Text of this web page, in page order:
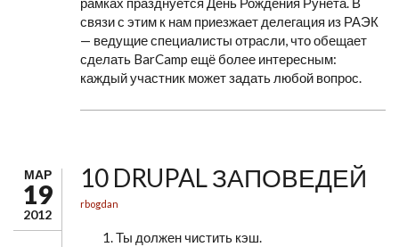
связи с этим к нам приезжает делегация из РАЭК
— ведущие специалисты отрасли, что обещает
сделать BarCamp ещё более интересным:
каждый участник может задать любой вопрос.
МАР
19
2012
10 DRUPAL ЗАПОВЕДЕЙ
rbogdan
Ты должен чистить кэш.